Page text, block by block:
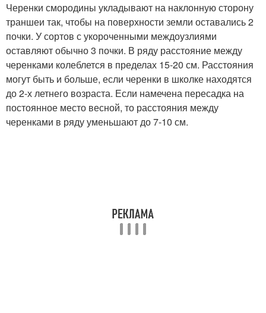
Черенки смородины укладывают на наклонную сторону
траншеи так, чтобы на поверхности земли оставались 2
почки. У сортов с укороченными междоузлиями
оставляют обычно 3 почки. В ряду расстояние между
черенками колеблется в пределах 15-20 см. Расстояния
могут быть и больше, если черенки в школке находятся
до 2-х летнего возраста. Если намечена пересадка на
постоянное место весной, то расстояния между
черенками в ряду уменьшают до 7-10 см.